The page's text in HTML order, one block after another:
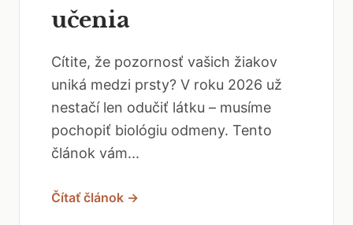
učenia
Cítite, že pozornosť vašich žiakov
uniká medzi prsty? V roku 2026 už
nestačí len odučiť látku – musíme
pochopiť biológiu odmeny. Tento
článok vám...
Čítať článok →